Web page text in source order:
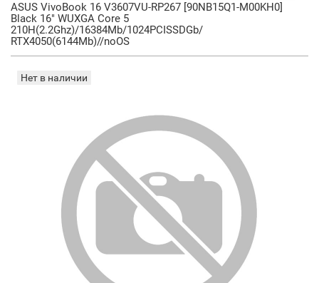
ASUS VivoBook 16 V3607VU-RP267 [90NB15Q1-M00KH0]
Black 16" WUXGA Core 5
210H(2.2Ghz)/16384Mb/1024PCISSDGb/
RTX4050(6144Mb)//noOS
Нет в наличии